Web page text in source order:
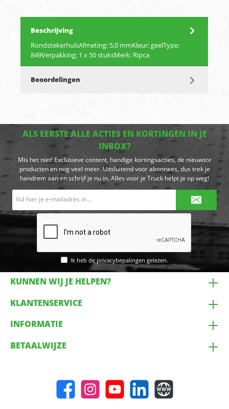
Beschrijving
RondstekerhulsAfmeting: 5,0 mmKleur: geelType:
849Verpakking: 1 x 50 stuksMerk: Ripca
Beoordelingen
ALS EERSTE ALLE ACTIES EN KORTINGEN IN JE
INBOX?
Mis het niet! Exclusieve content, handige kortingsacties, de nieuwste
producten en nog veel meer. Uitsluitend voor abonnees, dus trek je
handrem aan en schrijf je nu in. Alles voor je Truck helpt je op weg!
Ik heb de privacybepalingen gelezen.
KUNNEN WIJ JE HELPEN?
KLANTENSERVICE
INFORMATIE
BETAALWIJZE